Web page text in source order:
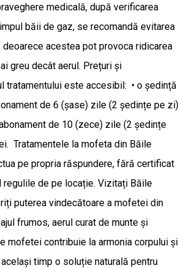
medicală, după verificarea
băii de gaz, se recomandă evitarea
acestea pot provoca ridicarea
greu decât aerul. Prețuri și
tratamentului este accesibil: • o ședință
de 6 (șase) zile (2 ședințe pe zi)
de 10 (zece) zile (2 ședințe
Tratamentele la mofeta din Băile
pe propria răspundere, fără certificat
regulile de pe locație. Vizitați Băile
puterea vindecătoare a mofetei din
frumos, aerul curat de munte și
mofetei contribuie la armonia corpului și
timp o soluție naturală pentru